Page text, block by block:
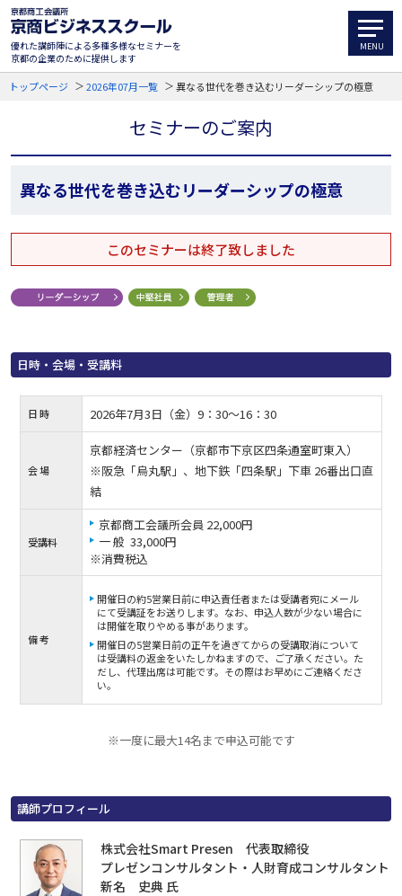
優れた講師陣による多種多様なセミナーを
京都の企業のために提供します
トップページ 2026年07月一覧 異なる世代を巻き込むリーダーシップの極意
セミナーのご案内
異なる世代を巻き込むリーダーシップの極意
このセミナーは終了致しました
日時・会場・受講料
日 時 2026年7月3日（金）9：30〜16：30
会 場
京都経済センター（京都市下京区四条通室町東入）
※阪急「烏丸駅」、地下鉄「四条駅」下車 26番出口直
結
受講料
京都商工会議所会員 22,000円
一 般 33,000円
※消費税込
備 考
開催日の約5営業日前に申込責任者または受講者宛にメール
にて受講証をお送りします。なお、申込人数が少ない場合に
は開催を取りやめる事があります。
開催日の5営業日前の正午を過ぎてからの受講取消について
は受講料の返金をいたしかねますので、ご了承ください。た
だし、代理出席は可能です。その際はお早めにご連絡くださ
い。
※一度に最大14名まで申込可能です
講師プロフィール
株式会社Smart Presen 代表取締役
プレゼンコンサルタント・人財育成コンサルタント
新名 史典 氏